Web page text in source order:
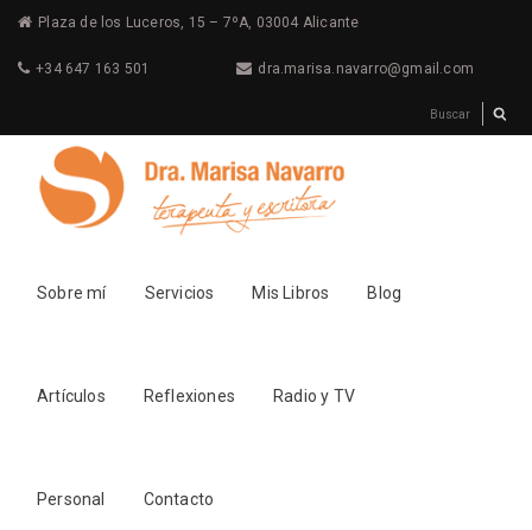
Plaza de los Luceros, 15 – 7ºA, 03004 Alicante
+34 647 163 501 dra.marisa.navarro@gmail.com
Sobre mí Servicios Mis Libros Blog
Artículos Reflexiones Radio y TV
Personal Contacto